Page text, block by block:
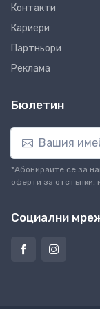
Контакти
Кариери
Партньори
Реклама
Бюлетин
*Абонирайте се за
оферти за отстъпки,
Социални